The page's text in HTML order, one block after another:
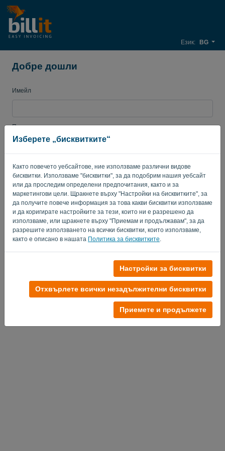
Изберете „бисквитките“
Както повечето уебсайтове, ние използваме различни видове
бисквитки. Използваме "бисквитки", за да подобрим нашия уебсайт
или да проследим определени предпочитания, както и за
маркетингови цели. Щракнете върху "Настройки на бисквитките", за
да получите повече информация за това какви бисквитки използваме
и да коригирате настройките за тези, които ни е разрешено да
използваме, или щракнете върху "Приемам и продължавам", за да
разрешите използването на всички бисквитки, които използваме,
както е описано в нашата Политика за бисквитките
Настройки за бисквитки
Отхвърлете всички незадължителни бисквитки
Приемете и продължете
Език: BG
Добре дошли
Имейл
Парола
Запомни ме Забравена парола?
ВЛИЗАНЕ
Опитайте безплатно сега
Общи условия